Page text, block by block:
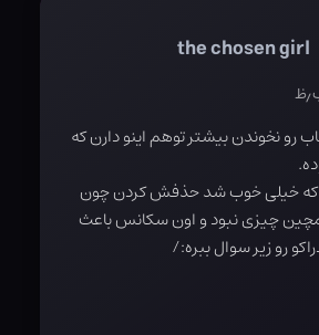
the chosen girl
رو نخوندن بیشتر توهم اینو دارن که
خیلی خوب شد حذفش کردن چون
چیزی نبود و اون سکانس باعث
رو زیر سوال ببره:/